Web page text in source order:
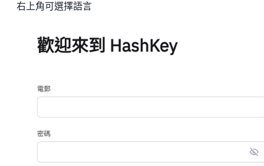
右上角可選擇語言